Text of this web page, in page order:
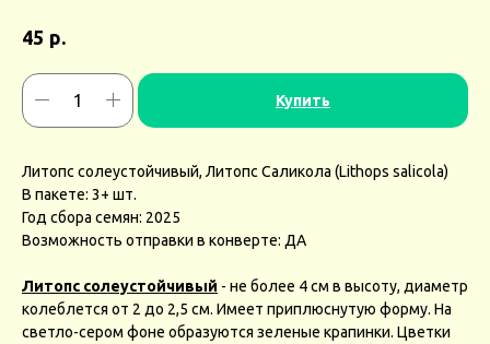
45 р.
Купить
Литопс солеустойчивый, Литопс Саликола (Lithops salicola)
В пакете: 3+ шт.
Год сбора семян: 2025
Возможность отправки в конверте: ДА
Литопс солеустойчивый - не более 4 см в высоту, диаметр
колеблется от 2 до 2,5 см. Имеет приплюснутую форму. На
светло-сером фоне образуются зеленые крапинки. Цветки